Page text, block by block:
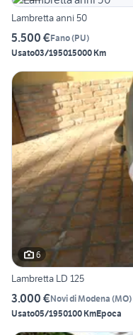
Lambretta anni 50
5.500 €Fano(PU)
Usato03/195015000 Km
6
Lambretta LD 125
3.000 €Novi di Modena (MO)
Usato05/1950100 KmEpoca